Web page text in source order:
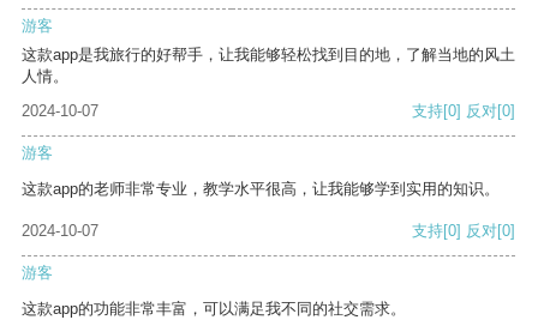
游客
这款app是我旅行的好帮手，让我能够轻松找到目的地，了解当地的风土
人情。
2024-10-07
支持[0] 反对[0]
游客
这款app的老师非常专业，教学水平很高，让我能够学到实用的知识。
2024-10-07 支持[0] 反对[0]
游客
这款app的功能非常丰富，可以满足我不同的社交需求。